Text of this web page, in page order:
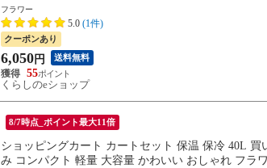
フラワー
5.0 (1件)
クーポンあり
6,050 円 送料無料
55
くらしのeショップ
8/7時点_ポイント最大11倍
ショッピングカート カートセット 保温 保冷 40L
み コンパクト 軽量 大容量 かわいい おしゃれ フラ